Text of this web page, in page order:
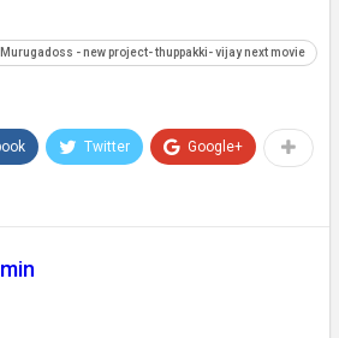
- new project- thuppakki- vijay next movie
Twitter Google+